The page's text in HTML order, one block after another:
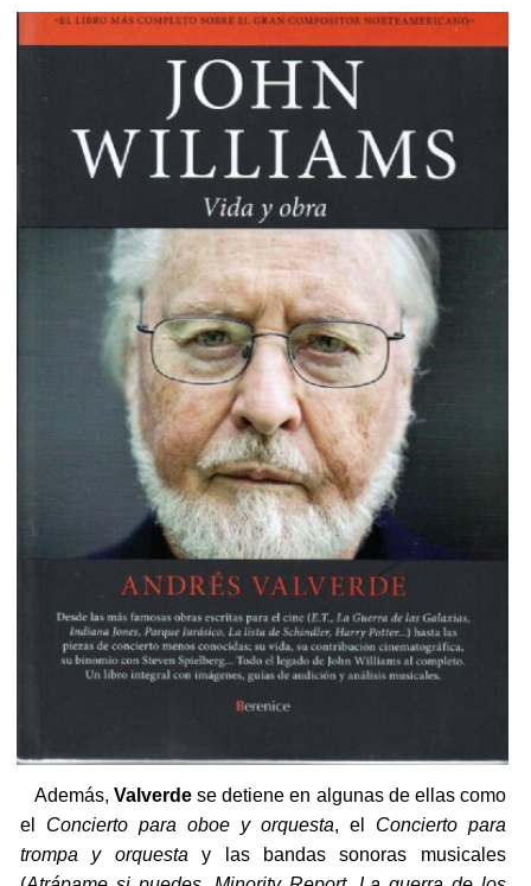
Además,Valverde se detiene en algunas de ellas como
el Concierto para oboe y orquesta, el Concierto para
trompa y orquesta y las bandas sonoras musicales